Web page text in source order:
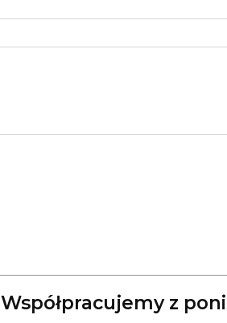
Współpracujemy z